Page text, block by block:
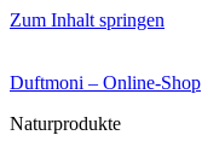
Zum Inhalt springen
Duftmoni – Online-Shop
Naturprodukte